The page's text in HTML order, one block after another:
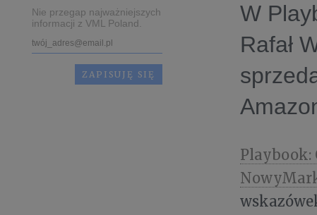
Nie przegap najważniejszych
informacji z VML Poland.
W
Rafał
Playbook: